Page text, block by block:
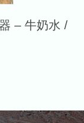
– 牛奶水 /